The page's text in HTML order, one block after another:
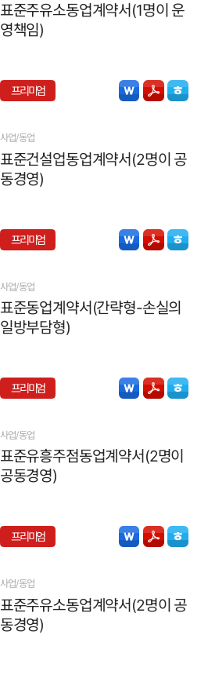
표준주유소동업계약서(1명이 운
영책임)
프리미엄
사업/동업
표준건설업동업계약서(2명이 공
동경영)
프리미엄
사업/동업
표준동업계약서(간략형-손실의
일방부담형)
프리미엄
사업/동업
표준유흥주점동업계약서(2명이
공동경영)
프리미엄
사업/동업
표준주유소동업계약서(2명이 공
동경영)